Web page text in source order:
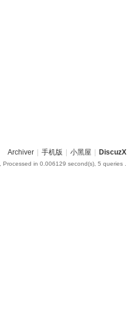
Archiver 手机版 小黑屋 DiscuzX
, Processed in 0.006129 second(s), 5 queries .